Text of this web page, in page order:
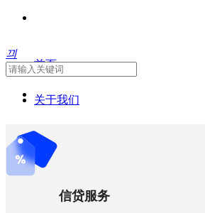
首页
关于我们
人才战略
高质量发展
信息科技
끠
信贷服务